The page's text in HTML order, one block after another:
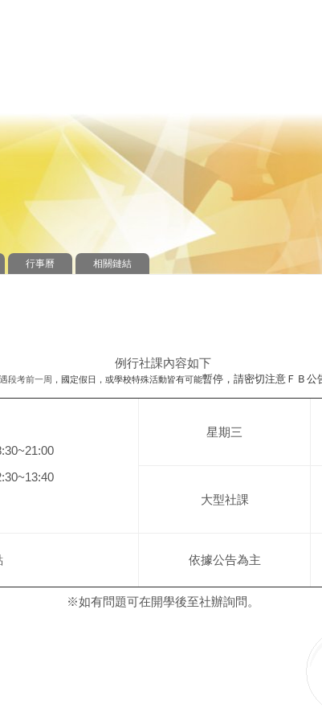
行事曆 相關鏈結
例行社課內容如下
遇段考前一周 ，國定假日，或學校特殊活動皆有可能暫停，請密切注意ＦＢ公
星期三
大型社課
依據公告為主
※如有問題可在開學後至社辦詢問。